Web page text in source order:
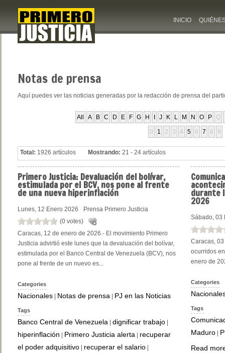
INICIO
Notas de prensa
Aquí puedes ver las noticias generadas por la redacción de prensa del
All A B C D E F G H J K L M N O P Q
0 1 2 3 4 5 6 7 8 9
Total: 1926 artículos Mostrando: 21 - 24 artículos
PrimeroJusticia: Devaluación del bolívar,
estimulada por el BCV, nos pone al frente
de una nueva hiperinflación
Lunes, 12 Enero 2026
Prensa Primero Justicia
(0 votes)
Caracas, 12 de enero de 2026.- El movimiento Primero
Justicia advirtió este lunes que la devaluación del bolívar,
estimulada por el Banco Central de Venezuela (BCV), nos
pone al frente de un nuevo es...
Categories
Nacionales Notas de prensa PJ en las Noticias
Tags
Banco Central de Venezuela dignificar trabajo
hiperinflación Primero Justicia alerta
recuperar
el poder adquisitivo
recuperar el salario
durante
2026
Sábado, 03
Caracas,
ocurridos
enero de
Categories
Tags
Maduro|
Read